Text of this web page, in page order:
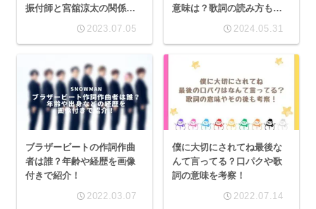
振付師と宮舘涼太の関係
2023.07.05
意味は？歌詞の読み方も紹
2024.05.31
ブラザービートの作詞作曲
者は誰？年齢や経歴を画像
付きで紹介！
2022.03.07
僕に大切にされてね最後な
んて言ってる？口パクや歌
詞の意味を考察！
2022.07.14